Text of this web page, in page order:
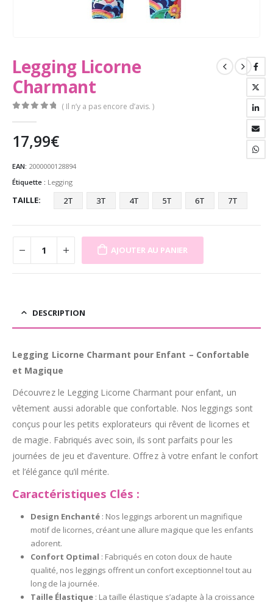
Legging Licorne
Charmant
( Il n’y a pas encore d’avis. )
17,99€
EAN: 2000000128894
Étiquette : Legging
TAILLE 2T 3T 4T 5T 6T 7T
AJOUTER AU PANIER
DESCRIPTION
Legging Licorne Charmant pour Enfant – Confortable
et Magique
Découvrez le Legging Licorne Charmant pour enfant, un
vêtement aussi adorable que confortable. Nos leggings sont
conçus pour les petits explorateurs qui rêvent de licornes et
de magie. Fabriqués avec soin, ils sont parfaits pour les
journées de jeu et d’aventure. Offrez à votre enfant le confort
et l’élégance qu’il mérite.
Caractéristiques Clés :
Design Enchanté: Nos leggings arborent un magnifique
motif de licornes, créant une allure magique que les enfants
adorent.
Confort Optimal : Fabriqués en coton doux de haute
qualité, nos leggings offrent un confort exceptionnel tout au
long de la journée.
Taille Élastique: La taille élastique s’adapte à la croissance